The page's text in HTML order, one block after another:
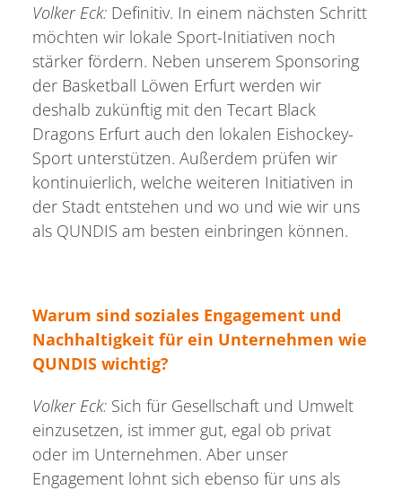
Volker Eck: Definitiv. In einem nächsten Schritt
möchten wir lokale Sport-Initiativen noch
stärker fördern. Neben unserem Sponsoring
der Basketball Löwen Erfurt werden wir
deshalb zukünftig mit den Tecart Black
Dragons Erfurt auch den lokalen Eishockey-
Sport unterstützen. Außerdem prüfen wir
kontinuierlich, welche weiteren Initiativen in
der Stadt entstehen und wo und wie wir uns
als QUNDIS am besten einbringen können.
Warum sind soziales Engagement und
Nachhaltigkeit für ein Unternehmen wie
QUNDIS wichtig?
Volker Eck: Sich für Gesellschaft und Umwelt
einzusetzen, ist immer gut, egal ob privat
oder im Unternehmen. Aber unser
Engagement lohnt sich ebenso für uns als